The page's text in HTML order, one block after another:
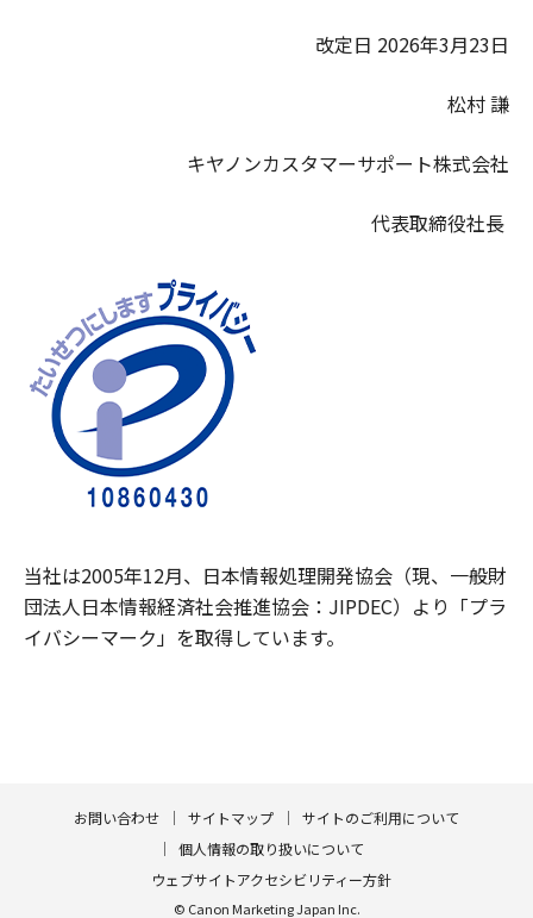
改定日 2026年3月23日
松村 謙
キヤノンカスタマーサポート株式会社
代表取締役社長
当社は2005年12月、日本情報処理開発協会（現、一般財
団法人日本情報経済社会推進協会：JIPDEC）より「プラ
イバシーマーク」を取得しています。
お問い合わせ サイトマップ
サイトのご利用について
個人情報の取り扱いについて
ウェブサイトアクセシビリティー方針
© Canon Marketing Japan Inc.